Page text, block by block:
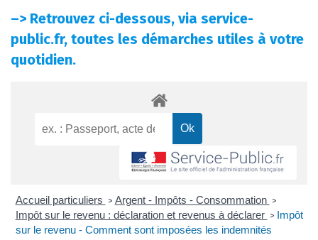
–> Retrouvez ci-dessous, via service-
public.fr, toutes les démarches utiles à votre
quotidien.
Accueil particuliers > Argent - Impôts - Consommation >
Impôt sur le revenu : déclaration et revenus à déclarer > Impôt
sur le revenu - Comment sont imposées les indemnités